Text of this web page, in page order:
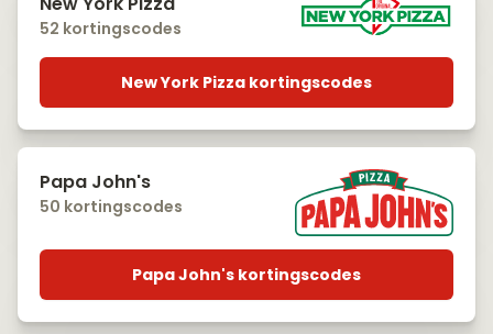
52 kortingscodes
New York Pizza kortingscodes
Papa John's
50 kortingscodes
Papa John's kortingscodes